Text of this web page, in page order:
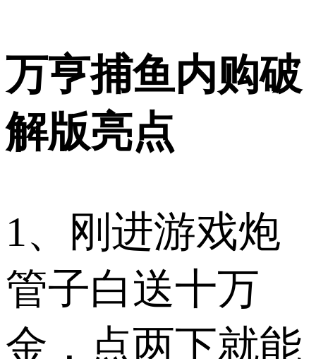
万亨捕鱼内购破
解版亮点
1、刚进游戏炮
管子白送十万
金，点两下就能